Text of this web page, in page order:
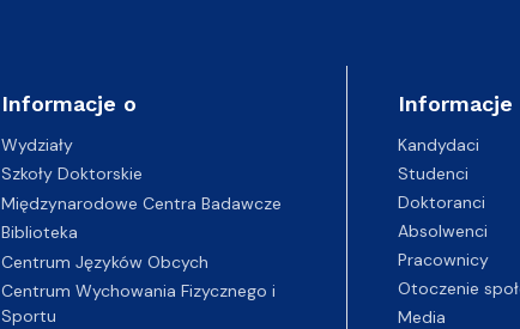
Informacje o
Wydziały
Szkoły Doktorskie
Międzynarodowe Centra Badawcze
Biblioteka
Centrum Języków Obcych
Centrum Wychowania Fizycznego i
Sportu
Informacje
Kandydaci
Studenci
Doktoranci
Absolwenci
Pracownicy
Otoczenie
Media